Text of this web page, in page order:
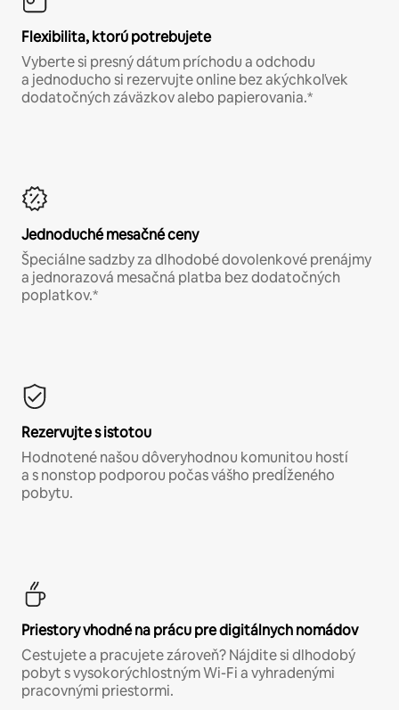
Flexibilita, ktorú potrebujete
Vyberte si presný dátum príchodu a odchodu
a jednoducho si rezervujte online bez akýchkoľvek
dodatočných záväzkov alebo papierovania.*
Jednoduché mesačné ceny
Špeciálne sadzby za dlhodobé dovolenkové prenájmy
a jednorazová mesačná platba bez dodatočných
poplatkov.*
Rezervujte s istotou
Hodnotené našou dôveryhodnou komunitou hostí
a s nonstop podporou počas vášho predĺženého
pobytu.
Priestory vhodné na prácu pre digitálnych nomádov
Cestujete a pracujete zároveň? Nájdite si dlhodobý
pobyt s vysokorýchlostným Wi-Fi a vyhradenými
pracovnými priestormi.